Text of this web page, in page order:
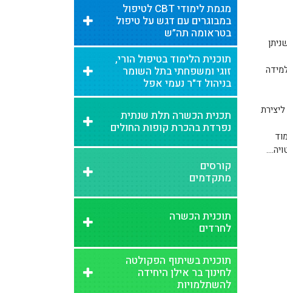
מגמת לימודי CBT לטיפול
במבוגרים עם דגש על טיפול
בטראומה תה”ש
תוכנית הלימוד בטיפול הורי,
זוגי ומשפחתי בתל השומר
בניהול ד"ר נעמי אפל
תכנית הכשרה תלת שנתית
נפרדת בהכרת קופות החולים
קורסים
מתקדמים
תוכנית הכשרה
לחרדים
תוכנית בשיתוף הפקולטה
לחינוך בר אילן היחידה
להשתלמויות